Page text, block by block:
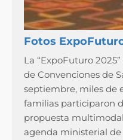
Fotos
La “ExpoFuturo
de Convenciones de
septiembre, miles de
familias participaron
propuesta
agenda ministerial